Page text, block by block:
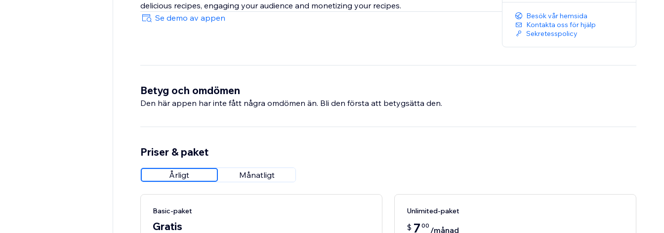
delicious recipes, engaging your audience and monetizing your recipes.
Se demo av appen
Besök vår hemsida
Kontakta oss för hjälp
Sekretesspolicy
Betyg och omdömen
Den här appen har inte fått några omdömen än. Bli den första att betygsätta den.
Priser & paket
Årligt Månatligt
Basic-paket
Gratis
Unlimited-paket
$ 7 00 /månad